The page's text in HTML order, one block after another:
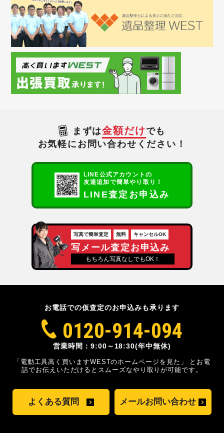
まずは金額だけ でも
お気軽にお問い合わせください！
LINE公式アカウントの
友達追加で簡単やり取り！
LINE査定お申込み
写真で簡単査定 無料 キャンセルOK
写メール査定お申込み
もちろん写真なしでもOK！
お電話での仮査定のお申込みも承ります
0120-914-094
営業時間：9:00～18:30(年中無休)
「電動工具高く買いますWESTのホームページを見た」
とお電
話でお伝えいただけるとスムーズなやり取りが可能です。
よくある質問 メールお問い合わせ